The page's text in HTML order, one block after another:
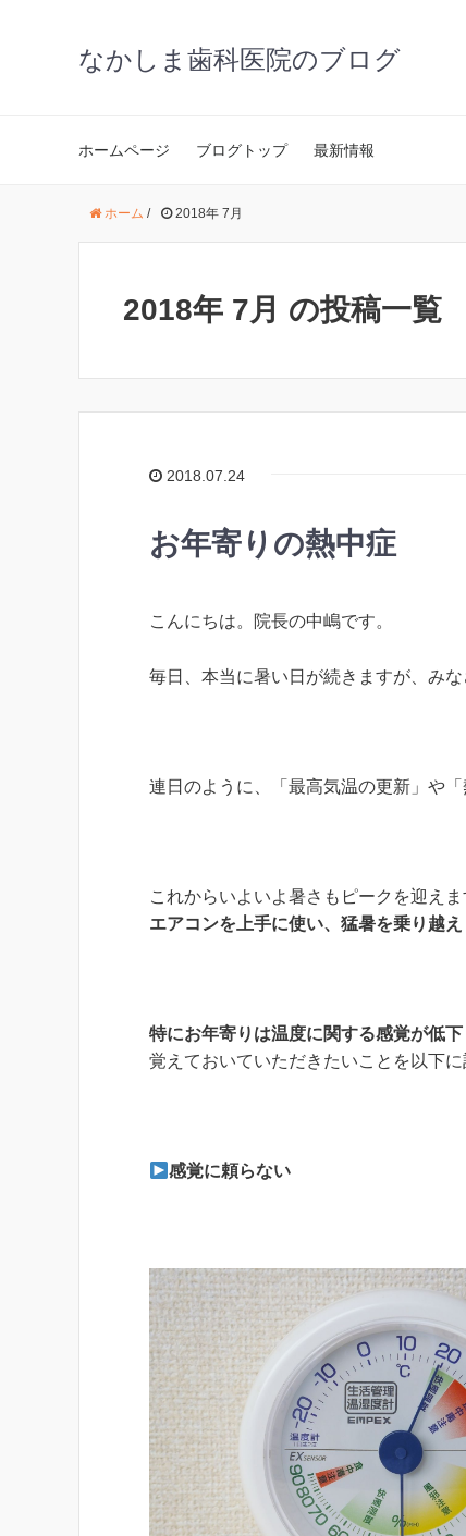
なかしま歯科医院のブログ
ホームページ ブログトップ 最新情報
ホーム / 2018年 7月
2018年 7月 の投稿一覧
2018.07.24
お年寄りの熱中症
こんにちは。院長の中嶋です。
毎日、本当に暑い日が続きますが、み
連日のように、「最高気温の更新」や
これからいよいよ暑さもピークを迎え
エアコンを上手に使い、猛暑を乗り越え
特にお年寄りは温度に関する感覚が低
覚えておいていただきたいことを以下
感覚に頼らない